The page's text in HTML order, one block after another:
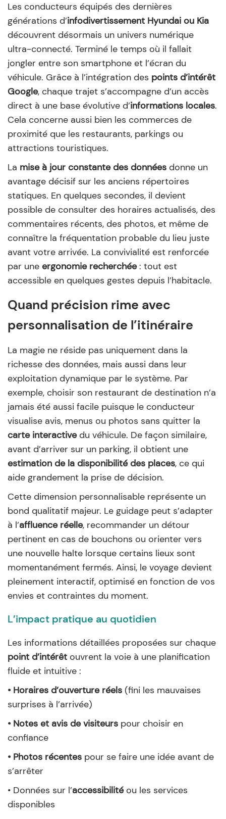
Les conducteurs équipés des dernières
générations d’infodivertissement Hyundai ou Kia
découvrent désormais un univers numérique
ultra-connecté. Terminé le temps où il fallait
jongler entre son smartphone et l’écran du
véhicule. Grâce à l’intégration des points d’intérêt
Google, chaque trajet s’accompagne d’un accès
direct à une base évolutive d’informations locales.
Cela concerne aussi bien les commerces de
proximité que les restaurants, parkings ou
attractions touristiques.
La mise à jour constante des données donne un
avantage décisif sur les anciens répertoires
statiques. En quelques secondes, il devient
possible de consulter des horaires actualisés, des
commentaires récents, des photos, et même de
connaître la fréquentation probable du lieu juste
avant votre arrivée. La convivialité est renforcée
par une ergonomie recherchée: tout est
accessible en quelques gestes depuis l’habitacle.
Quand précision rime avec
personnalisation de l’itinéraire
La magie ne réside pas uniquement dans la
richesse des données, mais aussi dans leur
exploitation dynamique par le système. Par
exemple, choisir son restaurant de destination n’a
jamais été aussi facile puisque le conducteur
visualise avis, menus ou photos sans quitter la
carte interactivedu véhicule. De façon similaire,
avant d’arriver sur un parking, il obtient une
estimation de la disponibilité des places, ce qui
aide grandement la prise de décision.
Cette dimension personnalisable représente un
bond qualitatif majeur. Le guidage peut s’adapter
à l’affluence réelle, recommander un détour
pertinent en cas de bouchons ou orienter vers
une nouvelle halte lorsque certains lieux sont
momentanément fermés. Ainsi, le voyage devient
pleinement interactif, optimisé en fonction de vos
envies et contraintes du moment.
L’impact pratique au quotidien
Les informations détaillées proposées sur chaque
point d’intérêt ouvrent la voie à une planification
fluide et intuitive :
• Horaires d’ouverture réels (fini les mauvaises
surprises à l’arrivée)
• Notes et avis de visiteurs pour choisir en
confiance
• Photos récentes pour se faire une idée avant de
s’arrêter
• Données sur l’accessibilitéou les services
disponibles